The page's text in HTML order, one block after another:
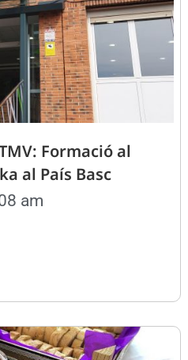
TMV: Formació al
al País Basc
am